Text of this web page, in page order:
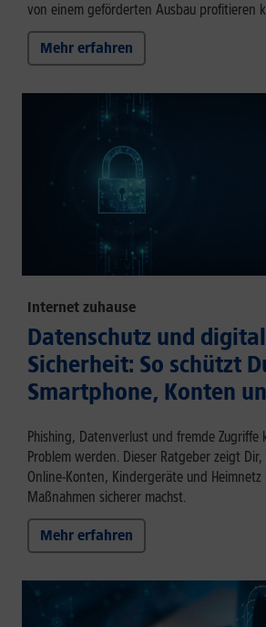
von einem geförderten Ausbau profitieren
Mehr erfahren
Internet zuhause
Datenschutz und
Sicherheit: So schützt
Smartphone, Konten
Phishing, Datenverlust und fremde Zugriffe
Problem werden. Dieser Ratgeber zeigt
Online-Konten, Kindergeräte und Heimnetz
Maßnahmen sicherer machst.
Mehr erfahren